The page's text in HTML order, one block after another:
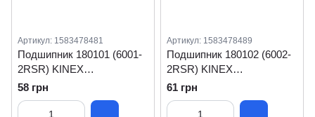
Артикул: 1583478481
Подшипник 180101 (6001-
2RSR) KINEX
(Словаччина)
58 грн
Артикул: 1583478489
Подшипник 180102 (6002-
2RSR) KINEX
(Словаччина)
61 грн